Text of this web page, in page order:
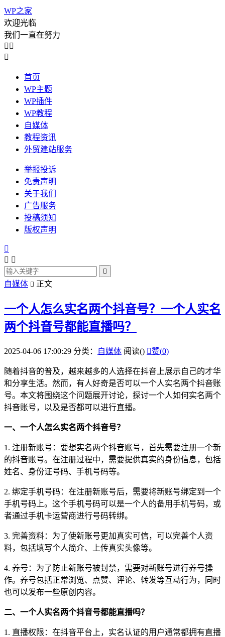
WP之家
欢迎光临
我们一直在努力
 

首页
WP主题
WP插件
WP教程
自媒体
教程资讯
外贸建站服务
举报投诉
免责声明
关于我们
广告服务
投稿须知
版权声明

 

自媒体  正文
一个人怎么实名两个抖音号？一个人实名
两个抖音号都能直播吗？
2025-04-06 17:00:29 分类： 自媒体 阅读() 赞(0)
随着抖音的普及，越来越多的人选择在抖音上展示自己的才华
和分享生活。然而，有人好奇是否可以一个人实名两个抖音账
号。本文将围绕这个问题展开讨论，探讨一个人如何实名两个
抖音账号，以及是否都可以进行直播。
一、一个人怎么实名两个抖音号？
1. 注册新账号：要想实名两个抖音账号，首先需要注册一个新
的抖音账号。在注册过程中，需要提供真实的身份信息，包括
姓名、身份证号码、手机号码等。
2. 绑定手机号码：在注册新账号后，需要将新账号绑定到一个
手机号码上。这个手机号码可以是一个人的备用手机号码，或
者通过手机卡运营商进行号码转绑。
3. 完善资料：为了使新账号更加真实可信，可以完善个人资
料，包括填写个人简介、上传真实头像等。
4. 养号：为了防止新账号被封禁，需要对新账号进行养号操
作。养号包括正常浏览、点赞、评论、转发等互动行为，同时
也可以发布一些原创内容。
二、一个人实名两个抖音号都能直播吗？
1. 直播权限：在抖音平台上，实名认证的用户通常都拥有直播